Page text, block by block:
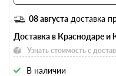
08 августа доставка
Доставка в Краснодаре и
Узнать стоимость с
В наличии